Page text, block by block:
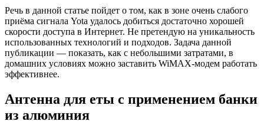
Речь в данной статье пойдет о том, как в зоне очень слабого
приёма сигнала Yota удалось добиться достаточно хорошей
скорости доступа в Интернет. Не претендую на уникальность
использованных технологий и подходов. Задача данной
публикации — показать, как с небольшими затратами, в
домашних условиях можно заставить WiMAX-модем работать
эффективнее.
Антенна для еты с применением банки
из алюминия